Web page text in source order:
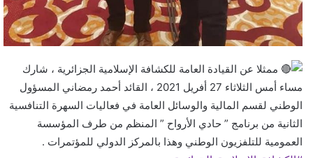
ممثلا عن القيادة العامة للكشافة الإسلامية الجزائرية ، شارك
مساء أمس الثلاثاء 27 أفريل 2021 ، القائد أحمد رمضاني المسؤول
الوطني لقسم المالية والوسائل العامة في فعاليات السهرة التنافسية
الثانية من برنامج ” حادي الأرواح ” المنظم من طرف المؤسسة
العمومية للتلفزيون الوطني وهذا بالمركز الدولي للمؤتمرات .